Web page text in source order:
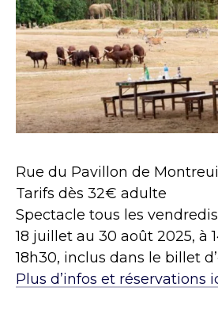
Rue du Pavillon de
Tarifs dès 32€ adulte
Spectacle tous les
18 juillet au 30 août 2025, à
18h30, inclus dans le billet
Plus d’infos et réservations